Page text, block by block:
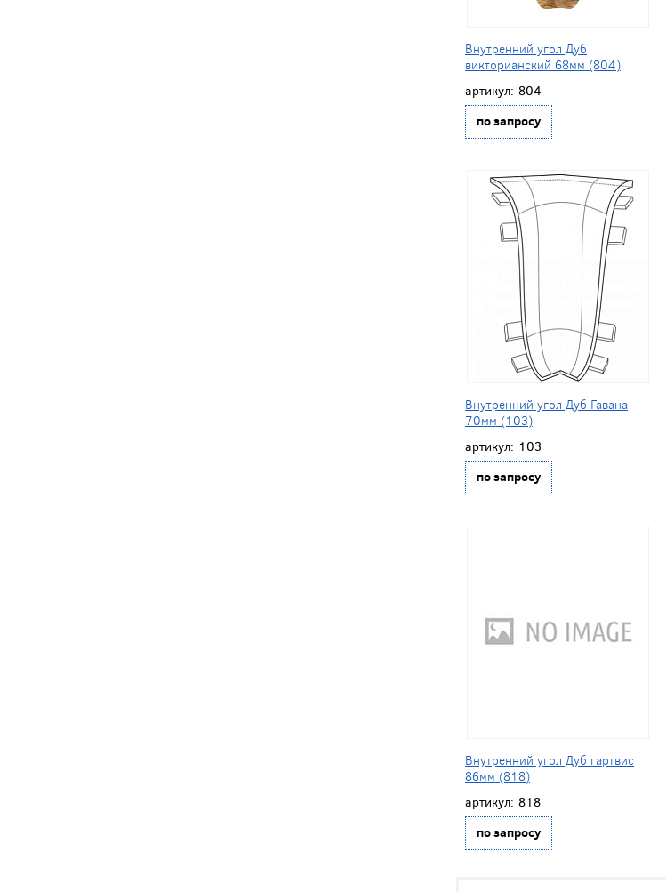
Внутренний угол Дуб
викторианский 68мм (804)
артикул: 804
по запросу
Внутренний угол Дуб Гавана
70мм (103)
артикул: 103
по запросу
Внутренний угол Дуб гартвис
86мм (818)
артикул: 818
по запросу